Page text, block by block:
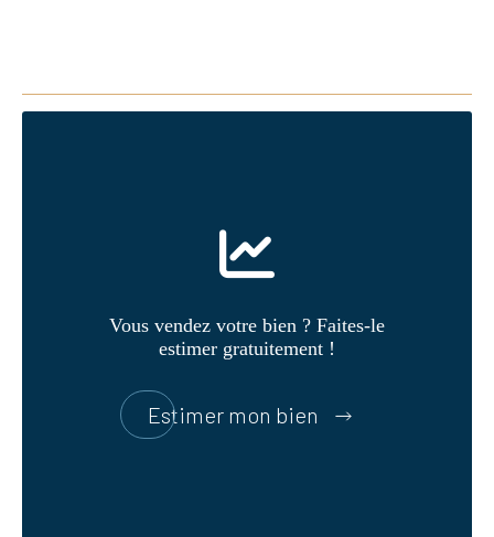
Vous vendez votre bien ? Faites-le
estimer gratuitement !
Estimer mon bien